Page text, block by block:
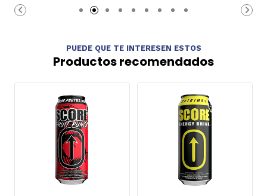
Carro Carro
PUEDE QUE TE INTERESEN ESTOS
Productos recomendados